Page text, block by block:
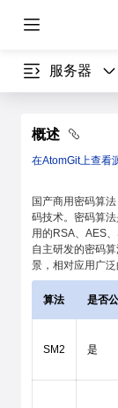
服务器
概述
在AtomGit上查看
国产商用密码算
码技术。密码算
用的RSA、AES
自主研发的密码
景，相对应用广泛
算法 是否
SM2 是